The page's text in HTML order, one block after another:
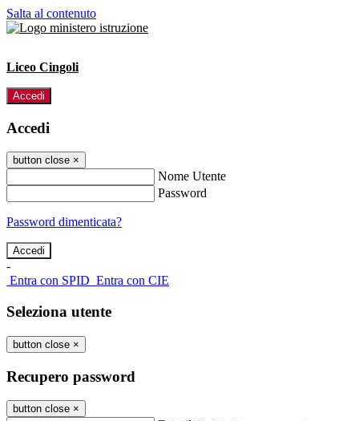
Salta al contenuto
Liceo Cingoli
Accedi
Accedi
button close ×
Nome Utente
Password
Password dimenticata?
-
Entra con SPID Entra con CIE
Seleziona utente
button close ×
Recupero password
button close ×